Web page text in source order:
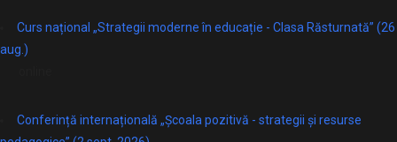
Curs național „Strategii moderne în educație - Clasa Răsturnată” (26
aug.)
Conferință internațională „Școala pozitivă - strategii și resurse